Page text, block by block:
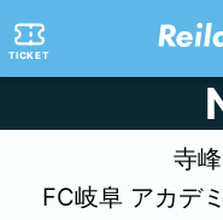
TICKET
寺
FC岐阜 アカデ